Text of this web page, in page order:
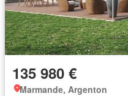
135 980 €
Marmande, Argenton